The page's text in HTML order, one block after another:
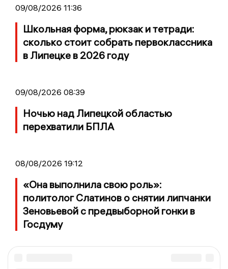
09/08/2026 11:36
Школьная форма, рюкзак и тетради:
сколько стоит собрать первоклассника
в Липецке в 2026 году
09/08/2026 08:39
Ночью над Липецкой областью
перехватили БПЛА
08/08/2026 19:12
«Она выполнила свою роль»:
политолог Слатинов о снятии липчанки
Зеновьевой с предвыборной гонки в
Госдуму